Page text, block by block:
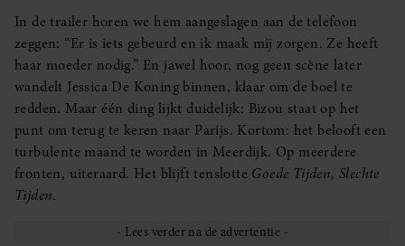
In de trailer horen we hem aangeslagen aan de telefoon
zeggen: “Er is iets gebeurd en ik maak mij zorgen. Ze heeft
haar moeder nodig.” En jawel hoor, nog geen scène later
wandelt Jessica De Koning binnen, klaar om de boel te
redden. Maar één ding lijkt duidelijk: Bizou staat op het
punt om terug te keren naar Parijs. Kortom: het belooft een
turbulente maand te worden in Meerdijk. Op meerdere
fronten, uiteraard. Het blijft tenslotte Goede Tijden, Slechte
Tijden.